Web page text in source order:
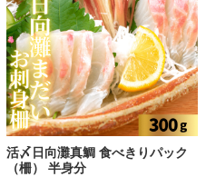
活〆日向灘真鯛 食べきりパック
（柵） 半身分